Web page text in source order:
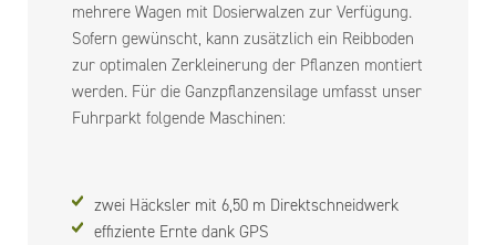
mehrere Wagen mit Dosierwalzen zur Verfügung.
Sofern gewünscht, kann zusätzlich ein Reibboden
zur optimalen Zerkleinerung der Pflanzen montiert
werden. Für die Ganzpflanzensilage umfasst unser
Fuhrparkt folgende Maschinen:
zwei Häcksler mit 6,50 m Direktschneidwerk
effiziente Ernte dank GPS